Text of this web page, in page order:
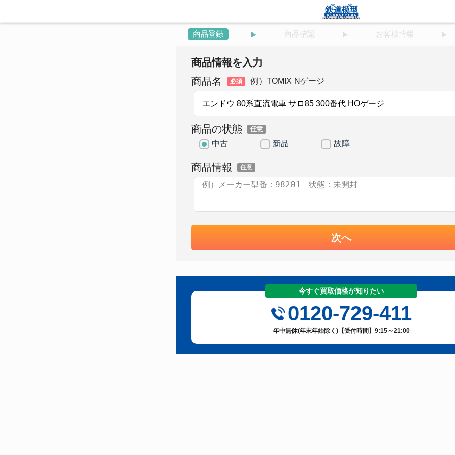
商品登録 商品確認 お客様情報
商品情報を入力
商品名
必須 例）TOMIX Nゲージ
商品の状態 任意
中古 新品 故障
商品情報 任意
次へ
今すぐ買取価格が知りたい
0120-729-411
年中無休(年末年始除く)【受付時間】9:15～21:00